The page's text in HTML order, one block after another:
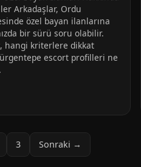
Arkadaşlar, Ordu
özel bayan ilanlarına
bir sürü soru olabilir.
hangi kriterlere dikkat
escort profilleri ne
3 Sonraki →